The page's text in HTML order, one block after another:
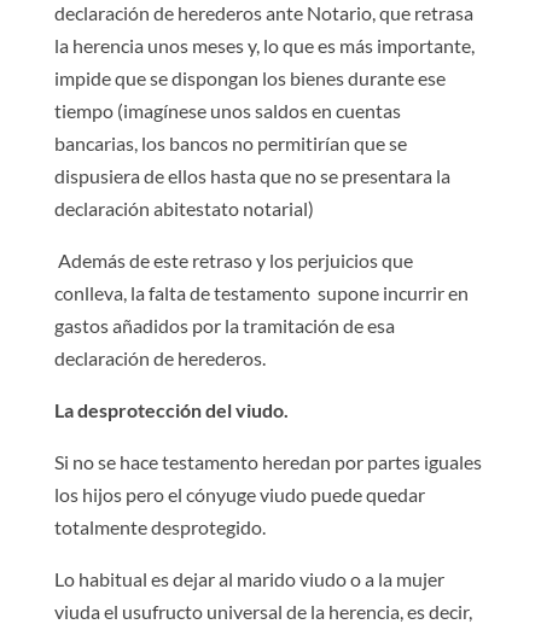
declaración de herederos ante Notario, que retrasa
la herencia unos meses y, lo que es más importante,
impide que se dispongan los bienes durante ese
tiempo (imagínese unos saldos en cuentas
bancarias, los bancos no permitirían que se
dispusiera de ellos hasta que no se presentara la
declaración abitestato notarial)
Además de este retraso y los perjuicios que
conlleva, la falta de testamento supone incurrir en
gastos añadidos por la tramitación de esa
declaración de herederos.
La desprotección del viudo.
Si no se hace testamento heredan por partes iguales
los hijos pero el cónyuge viudo puede quedar
totalmente desprotegido.
Lo habitual es dejar al marido viudo o a la mujer
viuda el usufructo universal de la herencia, es decir,